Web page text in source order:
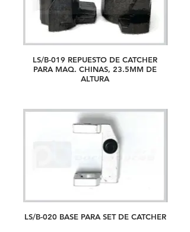
LS/B-019 REPUESTO DE CATCHER
PARA MAQ. CHINAS, 23.5MM DE
ALTURA
LS/B-020 BASE PARA SET DE CATCHER